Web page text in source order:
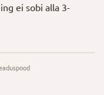
ei sobi alla 3-